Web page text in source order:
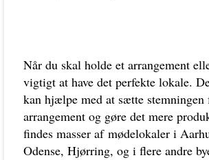
Når du skal holde et arrangement
vigtigt at have det perfekte lokale.
kan hjælpe med at sætte
arrangement og gøre det mere
findes masser af mødelokaler i
Odense, Hjørring, og i flere andre